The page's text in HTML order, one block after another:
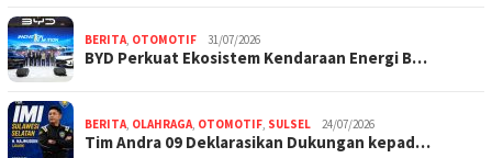
BERITA, OTOMOTIF 31/07/2026
BYD Perkuat Ekosistem Kendaraan Energi B…
BERITA, OLAHRAGA, OTOMOTIF, SULSEL 24/07/2026
Tim Andra 09 Deklarasikan Dukungan kepad…